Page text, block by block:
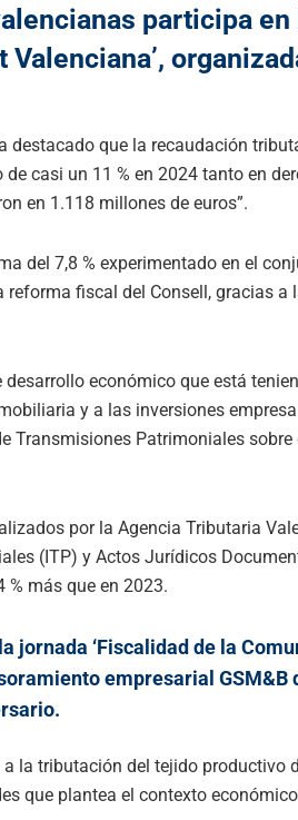
participa en
destacado que la recaudación
casi un 11 % en 2024 tanto en
en 1.118 millones de euros”.
del 7,8 % experimentado en el
fiscal del Consell, gracias a
económico que está
y a las inversiones
Transmisiones Patrimoniales
por la Agencia Tributaria
(ITP) y Actos Jurídicos
% más que en 2023.
jornada ‘Fiscalidad de la
empresarial GSM&B
la tributación del tejido productivo
que plantea el contexto